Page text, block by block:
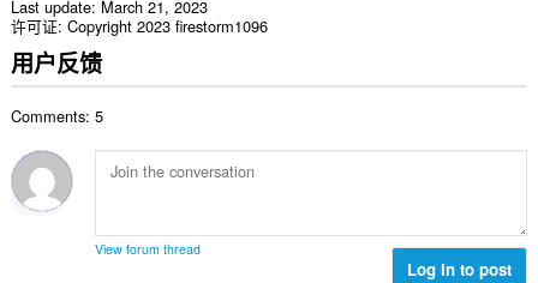
Last update March 21, 2023
许可证 Copyright 2023 firestorm1096
用户反馈
Comments: 5
View forum thread
Log in to post